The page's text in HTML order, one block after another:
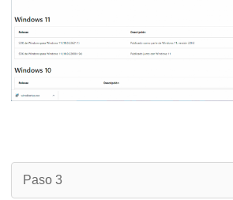
Paso 3